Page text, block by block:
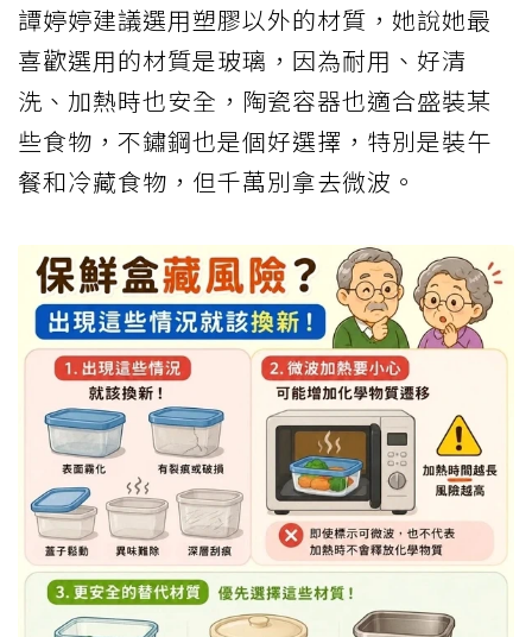
譚婷婷建議選用塑膠以外的材質，她說她最
喜歡選用的材質是玻璃，因為耐用、好清
洗、加熱時也安全，陶瓷容器也適合盛裝某
些食物，不鏽鋼也是個好選擇，特別是裝午
餐和冷藏食物，但千萬別拿去微波。